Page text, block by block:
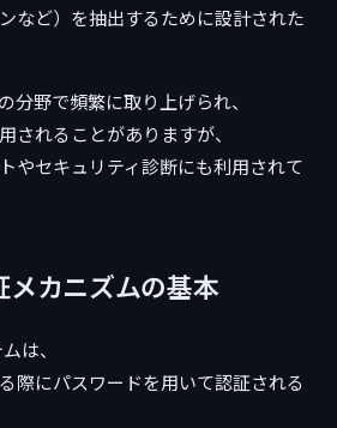
など）を抽出するために設計された
分野で頻繁に取り上げられ、
されることがありますが、
やセキュリティ診断にも利用されて
カニズムの基本
は、
際にパスワードを用いて認証される